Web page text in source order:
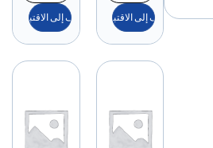
أضف إلى الاقتباس أضف إلى الاقتباس